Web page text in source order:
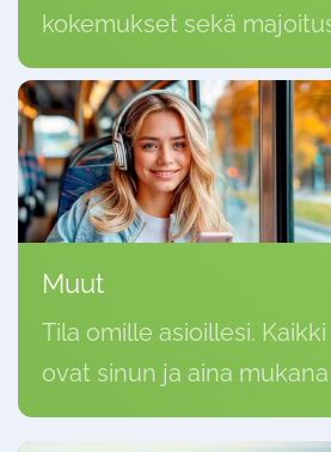
kokemukset sekä
Muut
Tila omille asioillesi.
ovat sinun ja aina mukana